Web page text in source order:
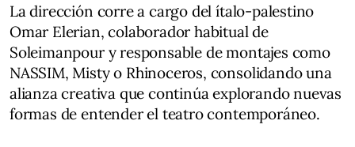
La dirección corre a cargo del ítalo-palestino
Omar Elerian, colaborador habitual de
Soleimanpour y responsable de montajes como
NASSIM, Misty o Rhinoceros, consolidando una
alianza creativa que continúa explorando nuevas
formas de entender el teatro contemporáneo.